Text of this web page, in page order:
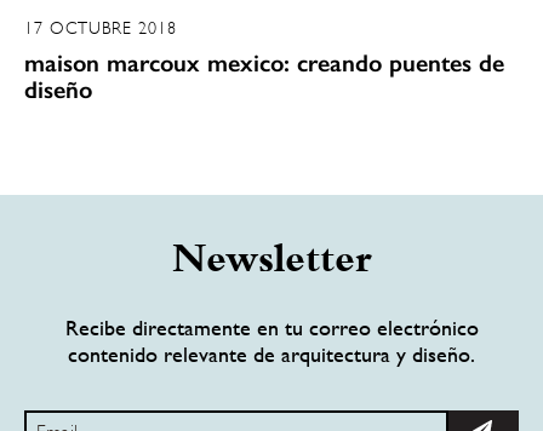
17 OCTUBRE 2018
maison marcoux mexico: creando puentes de
diseño
Newsletter
Recibe directamente en tu correo electrónico
contenido relevante de arquitectura y diseño.